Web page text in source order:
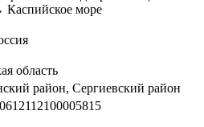
море
область
район, Сергиевский район